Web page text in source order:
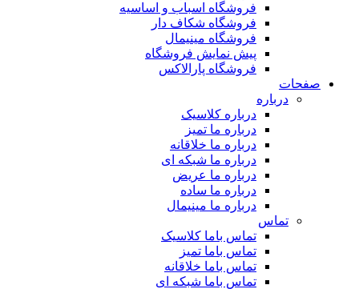
فروشگاه اسباب و اساسیه
فروشگاه شکاف دار
فروشگاه مینیمال
پیش نمایش فروشگاه
فروشگاه پارالاکس
صفحات
درباره
درباره کلاسیک
درباره ما تمیز
درباره ما خلاقانه
درباره ما شبکه ای
درباره ما عریض
درباره ما ساده
درباره ما مینیمال
تماس
تماس باما کلاسیک
تماس باما تمیز
تماس باما خلاقانه
تماس باما شبکه ای